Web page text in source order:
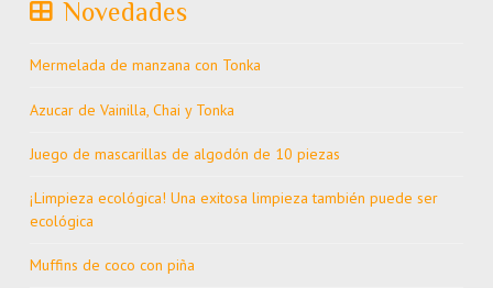
Novedades
Mermelada de manzana con Tonka
Azucar de Vainilla, Chai y Tonka
Juego de mascarillas de algodón de 10 piezas
¡Limpieza ecológica! Una exitosa limpieza también puede ser
ecológica
Muffins de coco con piña